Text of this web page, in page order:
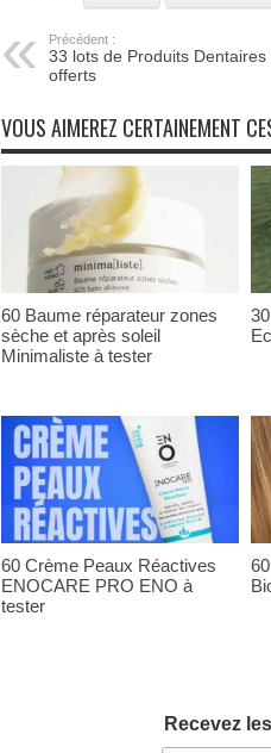
Précédent :
33 lots de Produits Dentaires
offerts
VOUS AIMEREZ CERTAINEMENT
60 Baume réparateur zones
sèche et après soleil
Minimaliste à tester
60 Crème Peaux Réactives
ENOCARE PRO ENO à
tester
Recevez